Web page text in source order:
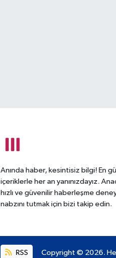
Anında haber, kesintisiz bilgi! En
içeriklerle her an yanınızdayız.
hızlı ve güvenilir haberleşme
nabzını tutmak için bizi takip edin.
RSS Copyright © 2026. Her